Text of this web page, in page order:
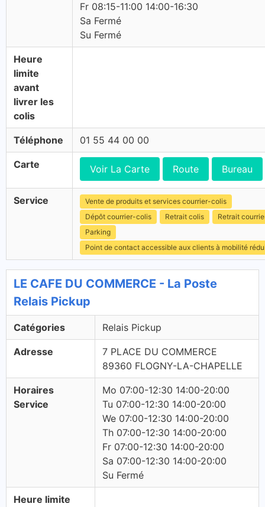
Fr 08:15-11:00 14:00-16:30
Sa Fermé
Su Fermé
Heure
limite
avant
livrer les
colis
Téléphone 01 55 44 00 00
Carte Voir La Carte Route Bureau
Service
Vente de produits et services courrier-colis
Dépôt courrier-colis
Retrait colis
Retrait
Parking
Point de contact accessible aux clients à mobilité
LE CAFE DU COMMERCE - La Poste
Relais Pickup
Catégories Relais Pickup
Adresse
7 PLACE DU COMMERCE
89360 FLOGNY-LA-CHAPELLE
Horaires
Service
Mo 07:00-12:30 14:00-20:00
Tu 07:00-12:30 14:00-20:00
We 07:00-12:30 14:00-20:00
Th 07:00-12:30 14:00-20:00
Fr 07:00-12:30 14:00-20:00
Sa 07:00-12:30 14:00-20:00
Su Fermé
Heure limite